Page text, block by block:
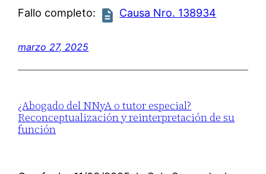
Fallo completo: Causa Nro. 138934
marzo 27, 2025
¿Abogado del NNyA o tutor especial?
Reconceptualización y reinterpretación de su
función